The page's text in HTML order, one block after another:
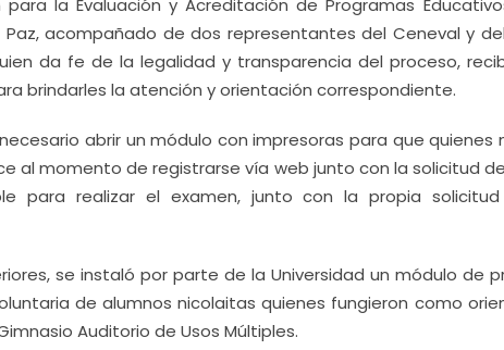
la Evaluación y Acreditación de Programas
Paz, acompañado de dos representantes del Ceneval y
da fe de la legalidad y transparencia del proceso,
brindarles la atención y orientación correspondiente.
abrir un módulo con impresoras para que quienes
al momento de registrarse vía web junto con la solicitud
para realizar el examen, junto con la propia
se instaló por parte de la Universidad un módulo de
de alumnos nicolaitas quienes fungieron como
Auditorio de Usos Múltiples.